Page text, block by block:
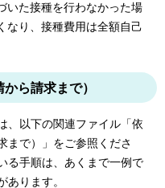
いた接種を行わなかった場
なり、接種費用は全額自己
ら請求まで）
、以下の関連ファイル「依
まで）」をご参照くださ
る手順は、あくまで一例で
あります。